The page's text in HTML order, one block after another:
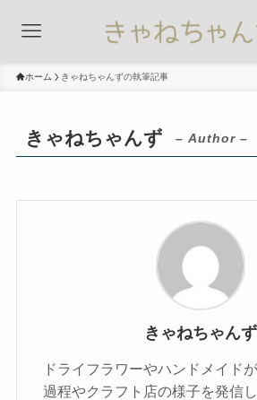
ホーム きゃねちゃんずの執筆記事
きゃねちゃんず – Author –
きゃねちゃんず
ドライフラワーやハンドメイド
過程やクラフト店の様子を発信